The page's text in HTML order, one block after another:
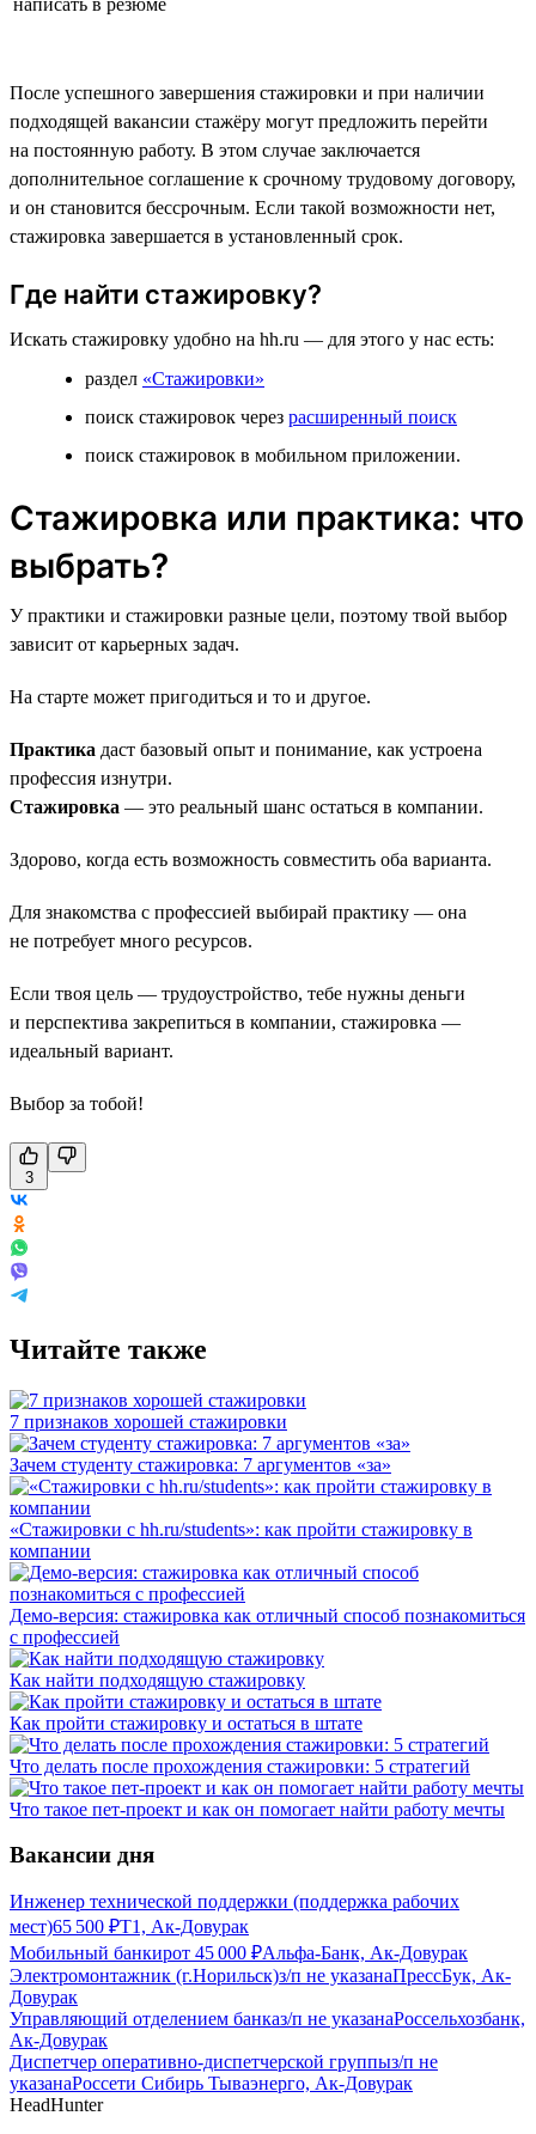
После успешного завершения стажировки и при наличии
подходящей вакансии стажёру могут предложить перейти
на постоянную работу. В этом случае заключается
дополнительное соглашение к срочному трудовому договору,
и он становится бессрочным. Если такой возможности нет,
стажировка завершается в установленный срок.
Где найти стажировку?
Искать стажировку удобно на hh.ru — для этого у нас есть:
раздел «Стажировки»
поиск стажировок через расширенный поиск
поиск стажировок в мобильном приложении.
Стажировка или практика: что
выбрать?
У практики и стажировки разные цели, поэтому твой выбор
зависит от карьерных задач.
На старте может пригодиться и то и другое.
Практика даст базовый опыт и понимание, как устроена
профессия изнутри.
Стажировка — это реальный шанс остаться в компании.
Здорово, когда есть возможность совместить оба варианта.
Для знакомства с профессией выбирай практику — она
не потребует много ресурсов.
Если твоя цель — трудоустройство, тебе нужны деньги
и перспектива закрепиться в компании, стажировка —
идеальный вариант.
Выбор за тобой!
3
Читайте также
7 признаков хорошей стажировки
Зачем студенту стажировка: 7 аргументов «за»
«Стажировки с hh.ru/students»: как пройти стажировку в
компании
Демо-версия: стажировка как отличный способ познакомиться
с профессией
Как найти подходящую стажировку
Как пройти стажировку и остаться в штате
Что делать после прохождения стажировки: 5 стратегий
Что такое пет-проект и как он помогает найти работу мечты
Вакансии дня
Инженер технической поддержки (поддержка рабочих
мест)65 500 ₽Т1, Ак-Довурак
Мобильный банкирот 45 000 ₽Альфа-Банк, Ак-Довурак
Электромонтажник (г.Норильск)з/п не указанаПрессБук, Ак-
Довурак
Управляющий отделением банказ/п не указанаРоссельхозбанк,
Ак-Довурак
Диспетчер оперативно-диспетчерской группыз/п не
указанаРоссети Сибирь Тываэнерго, Ак-Довурак
HeadHunter